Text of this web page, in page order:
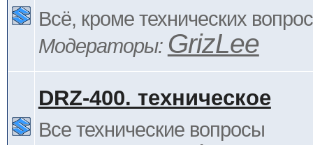
Всё, кроме технических
Модераторы: GrizLee
DRZ-400. техническое
Все технические вопросы